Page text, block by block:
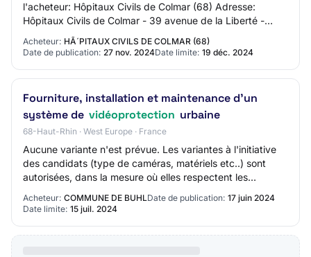
l'acheteur: Hôpitaux Civils de Colmar (68) Adresse:
Hôpitaux Civils de Colmar - 39 avenue de la Liberté -
68000 COLMAR Section 2 - Communicatio…
Acheteur: HÃ´PITAUX CIVILS DE COLMAR (68)
Date de publication: 27 nov. 2024Date limite: 19 déc. 2024
Fourniture, installation et maintenance d'un
système de vidéoprotection urbaine
68-Haut-Rhin · West Europe · France
Aucune variante n'est prévue. Les variantes à l'initiative
des candidats (type de caméras, matériels etc..) sont
autorisées, dans la mesure où elles respectent les
Acheteur: COMMUNE DE BUHLDate de publication: 17 juin 2024
Date limite: 15 juil. 2024